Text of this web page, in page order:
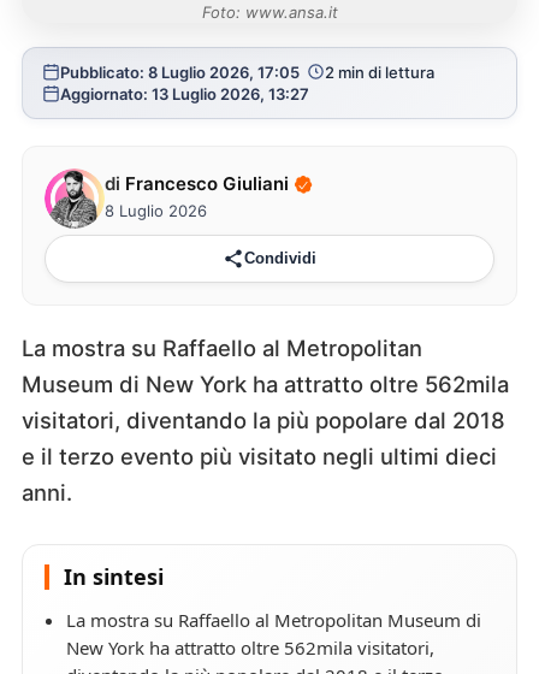
Foto: www.ansa.it
Pubblicato: 8 Luglio 2026, 17:05
2 min di lettura
Aggiornato: 13 Luglio 2026, 13:27
di Francesco Giuliani
8 Luglio 2026
Condividi
La mostra su Raffaello al Metropolitan
Museum di New York ha attratto oltre 562mila
visitatori, diventando la più popolare dal 2018
e il terzo evento più visitato negli ultimi dieci
anni.
In sintesi
La mostra su Raffaello al Metropolitan Museum di
New York ha attratto oltre 562mila visitatori,